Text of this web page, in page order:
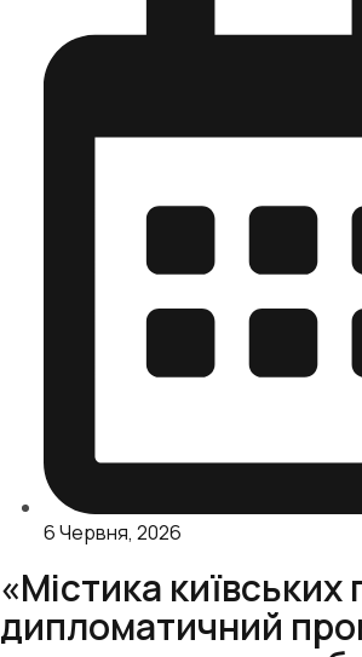
6 Червня, 2026
«Містика київських
дипломатичний